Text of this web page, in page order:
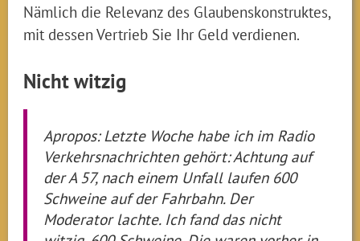
Nämlich die Relevanz des Glaubenskonstruktes,
mit dessen Vertrieb Sie Ihr Geld verdienen.
Nicht witzig
Apropos: Letzte Woche habe ich im Radio
Verkehrsnachrichten gehört: Achtung auf
der A 57, nach einem Unfall laufen 600
Schweine auf der Fahrbahn. Der
Moderator lachte. Ich fand das nicht